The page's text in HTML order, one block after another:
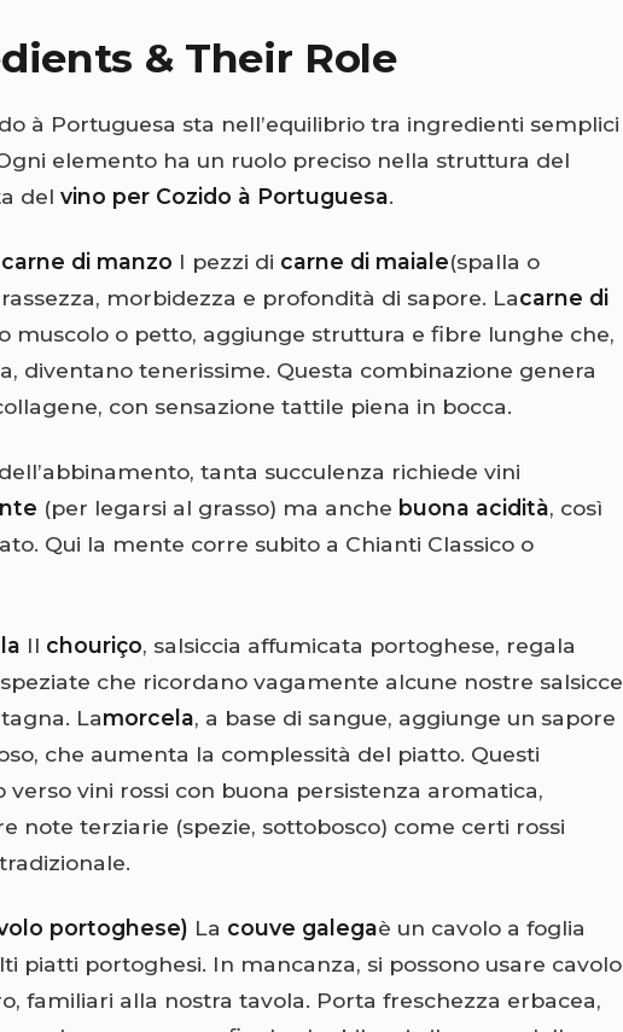
& Their Role
à Portuguesa sta nell’equilibrio tra ingredienti semplici
elemento ha un ruolo preciso nella struttura del
del vino per Cozido à Portuguesa.
di manzo I pezzi di carne di maiale(spalla o
morbidezza e profondità di sapore. Lacarne di
muscolo o petto, aggiunge struttura e fibre lunghe che,
diventano tenerissime. Questa combinazione genera
con sensazione tattile piena in bocca.
tanta succulenza richiede vini
(per legarsi al grasso) ma anche buona acidità, così
Qui la mente corre subito a Chianti Classico o
Il chouriço, salsiccia affumicata portoghese, regala
che ricordano vagamente alcune nostre salsicce
Lamorcela, a base di sangue, aggiunge un sapore
che aumenta la complessità del piatto. Questi
vini rossi con buona persistenza aromatica,
note terziarie (spezie, sottobosco) come certi rossi
tradizionale.
portoghese) La couve galegaè un cavolo a foglia
piatti portoghesi. In mancanza, si possono usare cavolo
familiari alla nostra tavola. Porta freschezza erbacea,